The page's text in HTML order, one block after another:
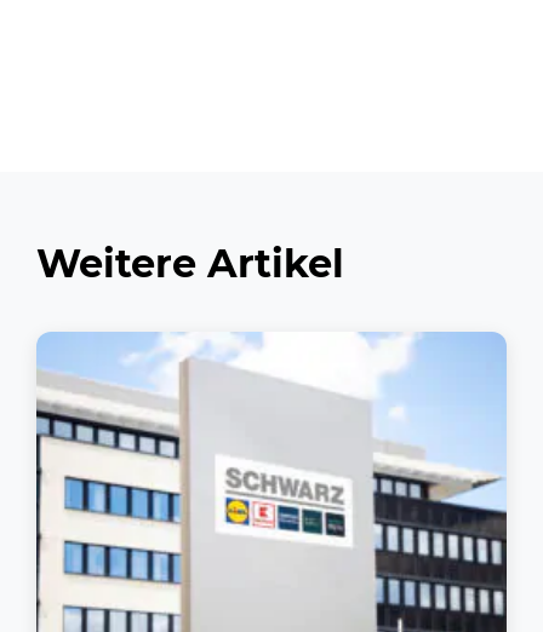
Weitere Artikel